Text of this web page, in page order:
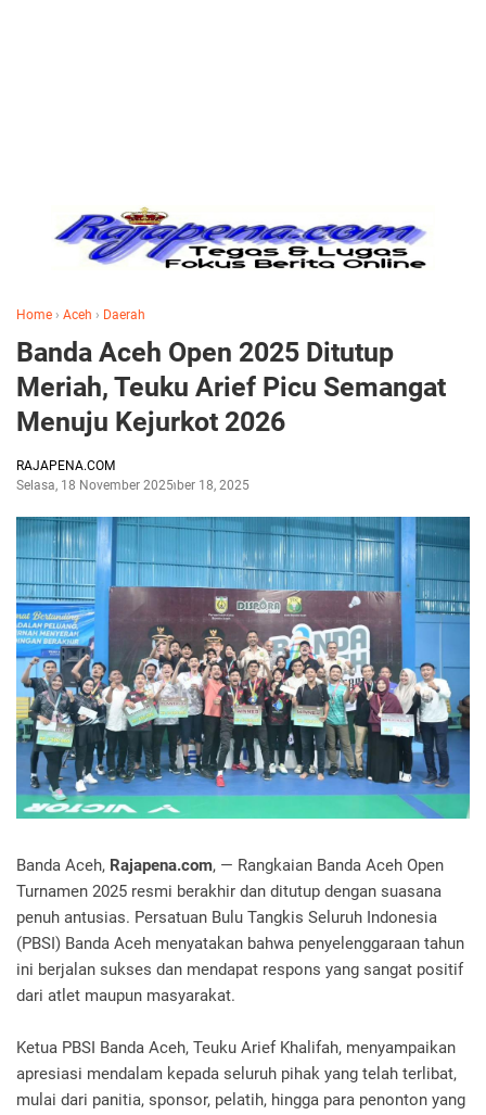
Home › Aceh › Daerah
Banda Aceh Open 2025 Ditutup
Meriah, Teuku Arief Picu Semangat
Menuju Kejurkot 2026
RAJAPENA.COM
Selasa, 18 November 2025November 18, 2025
Banda Aceh, Rajapena.com, — Rangkaian Banda Aceh Open
Turnamen 2025 resmi berakhir dan ditutup dengan suasana
penuh antusias. Persatuan Bulu Tangkis Seluruh Indonesia
(PBSI) Banda Aceh menyatakan bahwa penyelenggaraan tahun
ini berjalan sukses dan mendapat respons yang sangat positif
dari atlet maupun masyarakat.
Ketua PBSI Banda Aceh, Teuku Arief Khalifah, menyampaikan
apresiasi mendalam kepada seluruh pihak yang telah terlibat,
mulai dari panitia, sponsor, pelatih, hingga para penonton yang